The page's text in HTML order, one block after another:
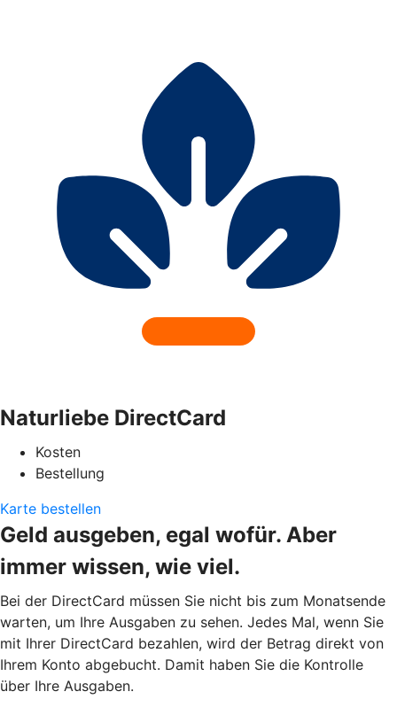
Naturliebe DirectCard
Kosten
Bestellung
Karte bestellen
Geld ausgeben, egal wofür. Aber
immer wissen, wie viel.
Bei der DirectCard müssen Sie nicht bis zum Monatsende
warten, um Ihre Ausgaben zu sehen. Jedes Mal, wenn Sie
mit Ihrer DirectCard bezahlen, wird der Betrag direkt von
Ihrem Konto abgebucht. Damit haben Sie die Kontrolle
über Ihre Ausgaben.